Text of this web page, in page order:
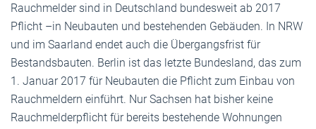
Rauchmelder sind in Deutschland bundesweit ab 2017
Pflicht –in Neubauten und bestehenden Gebäuden. In NRW
und im Saarland endet auch die Übergangsfrist für
Bestandsbauten. Berlin ist das letzte Bundesland, das zum
1. Januar 2017 für Neubauten die Pflicht zum Einbau von
Rauchmeldern einführt. Nur Sachsen hat bisher keine
Rauchmelderpflicht für bereits bestehende Wohnungen